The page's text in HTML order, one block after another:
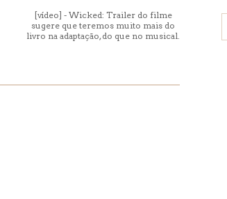
[vídeo] - Wicked: Trailer do filme
sugere que teremos muito mais do
livro na adaptação, do que no musical.